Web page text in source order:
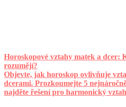
Horoskopové vztahy matek a dcer:
rozumějí?
Objevte, jak horoskop ovlivňuje
dcerami. Prozkoumejte 5
najděte řešení pro harmonický